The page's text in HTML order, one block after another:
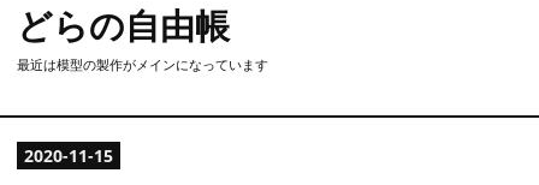
どらの自由帳
最近は模型の製作がメインになっています
2020-11-15